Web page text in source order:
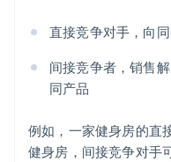
直接竞争对手，向
间接竞争者，销售
同产品
例如，一家健身房的直
健身房，间接竞争对手